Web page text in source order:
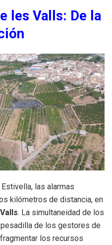
les Valls: De la
las alarmas
kilómetros de distancia, en
. La simultaneidad de los
de los gestores de
los recursos